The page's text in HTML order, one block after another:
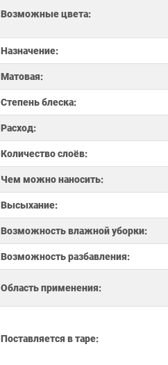
Возможные цвета:
Назначение:
Матовая:
Степень блеска:
Расход:
Количество слоёв:
Чем можно наносить:
Высыхание:
Возможность влажной уборки:
Возможность разбавления:
Область применения:
Поставляется в таре: